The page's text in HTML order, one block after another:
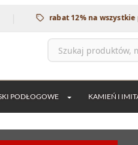
rabat 12% na wszystkie
PODŁOGOWE KAMIEŃ I